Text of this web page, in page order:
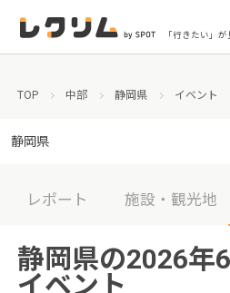
「行きたい」
TOP 中部 静岡県 イベント
静岡県
レポート 施設・観光地
静岡県の2026年
イベント